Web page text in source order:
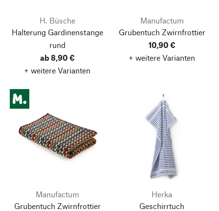
H. Büsche
Halterung Gardinenstange
rund
ab 8,90 €
+ weitere Varianten
Manufactum
Grubentuch Zwirnfrottier
10,90 €
+ weitere Varianten
Manufactum
Grubentuch Zwirnfrottier
Herka
Geschirrtuch